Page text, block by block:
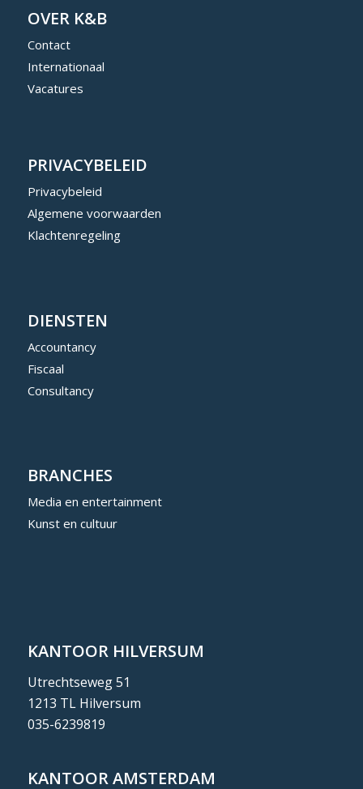
OVER K&B
Contact
Internationaal
Vacatures
PRIVACYBELEID
Privacybeleid
Algemene voorwaarden
Klachtenregeling
DIENSTEN
Accountancy
Fiscaal
Consultancy
BRANCHES
Media en entertainment
Kunst en cultuur
KANTOOR HILVERSUM
Utrechtseweg 51
1213 TL Hilversum
035-6239819
KANTOOR AMSTERDAM